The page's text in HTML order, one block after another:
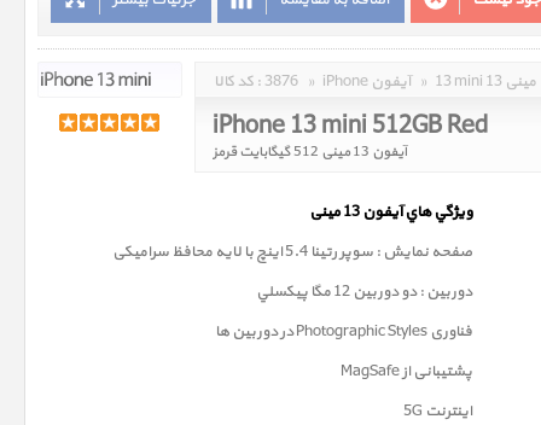
کد کالا : 3876 » iPhone آیفون » 13 mini 13 مینی
iPhone 13 mini 512GB Red
آیفون 13 مینی 512 گیگابایت قرمز
ويژگي هاي آيفون 13
مینی
صفحه نمايش : سوپر رتينا 5.4 اينچ با لایه محافظ سرامیکی
دوربين : دو دوربین 12 مگا پيکسلي
فناوری Photographic Stylesدر دوربین ها
پشتیبانی از MagSafe
اینترنت 5G